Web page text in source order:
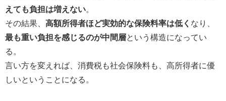
えても負担は増えない。
その結果、 高額所得者ほど実効的な保険料率は低く なり、
最も重い負担を感じるのが中間層という構造になってい
る。
言い方を変えれば、消費税も社会保険料も、高所得者に優
しいということになる。